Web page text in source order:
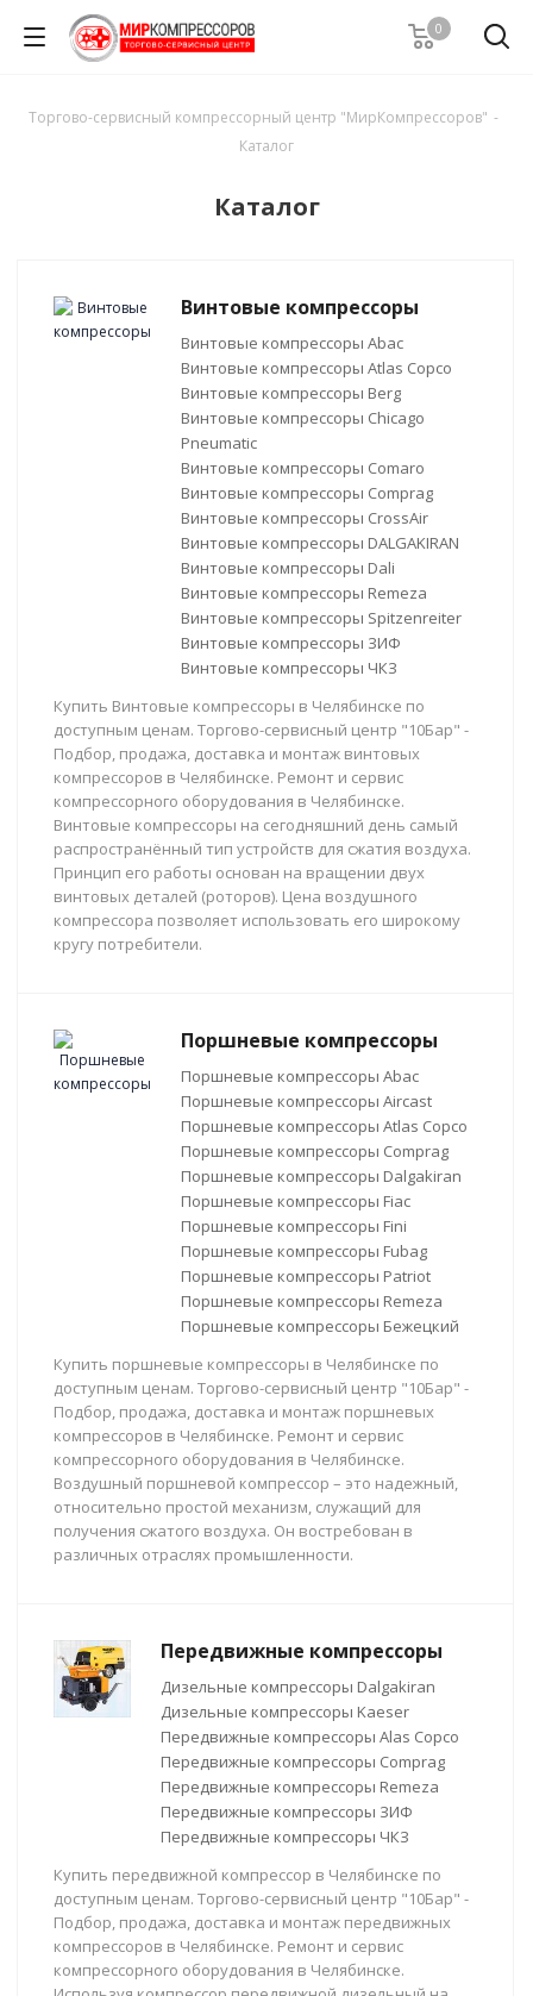
0
Торгово-сервисный компрессорный центр "МирКомпрессоров" -
Каталог
Каталог
Винтовые компрессоры
Винтовые компрессоры Abac
Винтовые компрессоры Atlas Copco
Винтовые компрессоры Berg
Винтовые компрессоры Chicago
Pneumatic
Винтовые компрессоры Comaro
Винтовые компрессоры Comprag
Винтовые компрессоры CrossAir
Винтовые компрессоры DALGAKIRAN
Винтовые компрессоры Dali
Винтовые компрессоры Remeza
Винтовые компрессоры Spitzenreiter
Винтовые компрессоры ЗИФ
Винтовые компрессоры ЧКЗ
Купить Винтовые компрессоры в Челябинске по
доступным ценам. Торгово-сервисный центр "10Бар" -
Подбор, продажа, доставка и монтаж винтовых
компрессоров в Челябинске. Ремонт и сервис
компрессорного оборудования в Челябинске.
Винтовые компрессоры на сегодняшний день самый
распространённый тип устройств для сжатия воздуха.
Принцип его работы основан на вращении двух
винтовых деталей (роторов). Цена воздушного
компрессора позволяет использовать его широкому
кругу потребители.
Поршневые компрессоры
Поршневые компрессоры Abac
Поршневые компрессоры Aircast
Поршневые компрессоры Atlas Copco
Поршневые компрессоры Comprag
Поршневые компрессоры Dalgakiran
Поршневые компрессоры Fiac
Поршневые компрессоры Fini
Поршневые компрессоры Fubag
Поршневые компрессоры Patriot
Поршневые компрессоры Remeza
Поршневые компрессоры Бежецкий
Купить поршневые компрессоры в Челябинске по
доступным ценам. Торгово-сервисный центр "10Бар" -
Подбор, продажа, доставка и монтаж поршневых
компрессоров в Челябинске. Ремонт и сервис
компрессорного оборудования в Челябинске.
Воздушный поршневой компрессор – это надежный,
относительно простой механизм, служащий для
получения сжатого воздуха. Он востребован в
различных отраслях промышленности.
Передвижные компрессоры
Дизельные компрессоры Dalgakiran
Дизельные компрессоры Kaeser
Передвижные компрессоры Alas Copco
Передвижные компрессоры Comprag
Передвижные компрессоры Remeza
Передвижные компрессоры ЗИФ
Передвижные компрессоры ЧКЗ
Купить передвижной компрессор в Челябинске по
доступным ценам. Торгово-сервисный центр "10Бар" -
Подбор, продажа, доставка и монтаж передвижных
компрессоров в Челябинске. Ремонт и сервис
компрессорного оборудования в Челябинске.